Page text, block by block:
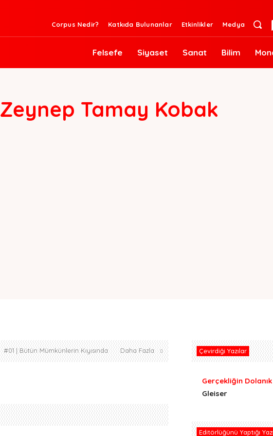
Corpus Nedir? Katkıda Bulunanlar Etkinlikler Medya
Felsefe Siyaset Sanat Bilim
Zeynep Tamay Kobak
#01 | Bütün Mümkünlerin Kıyısında Daha Fazla Çevirdiği Yazılar
Gerçekliğin Dolanık
Gleiser
Editörlüğünü Yaptığı